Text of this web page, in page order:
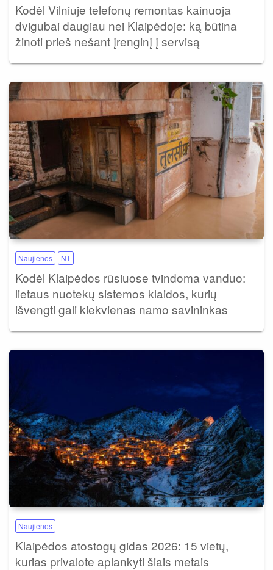
Kodėl Vilniuje telefonų remontas kainuoja
dvigubai daugiau nei Klaipėdoje: ką būtina
žinoti prieš nešant įrenginį į servisą
Naujienos NT
Kodėl Klaipėdos rūsiuose tvindoma vanduo:
lietaus nuotekų sistemos klaidos, kurių
išvengti gali kiekvienas namo savininkas
Naujienos
Klaipėdos atostogų gidas 2026: 15 vietų,
kurias privalote aplankyti šiais metais